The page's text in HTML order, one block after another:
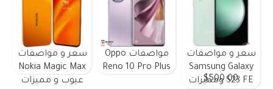
سعر و مواصفات
Samsung Galaxy
S23 FE ومميزات
$500.00
مواصفات Oppo
Reno 10 Pro Plus
سعر و مواصفات
Nokia Magic Max
عيوب و مميزات